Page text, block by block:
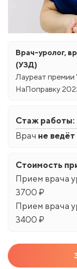
Врач-уролог,
(УЗД)
Лауреат премии
НаПоправку
Стаж работы:
Врач не ведёт
Стоимость
Прием врача
3700 ₽
Прием врача
3400 ₽